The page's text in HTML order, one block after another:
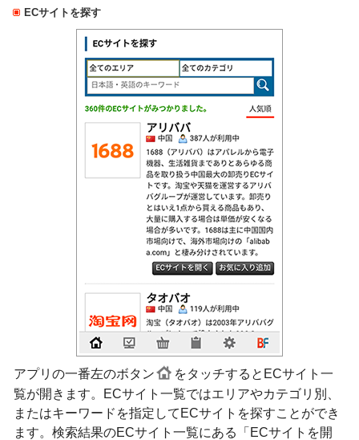
ECサイトを探す
アプリの一番左のボタン
をタッチするとECサイト一
覧が開きます。ECサイト一覧ではエリアやカテゴリ別、
またはキーワードを指定してECサイトを探すことができ
ます。検索結果のECサイト一覧にある「ECサイトを開